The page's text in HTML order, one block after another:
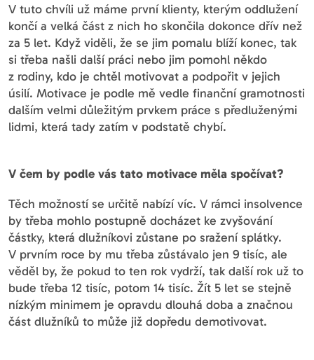
V tuto chvíli už máme první klienty, kterým oddlužení
končí a velká část z nich ho skončila dokonce dřív než
za 5 let. Když viděli, že se jim pomalu blíží konec, tak
si třeba našli další práci nebo jim pomohl někdo
z rodiny, kdo je chtěl motivovat a podpořit v jejich
úsilí. Motivace je podle mě vedle finanční gramotnosti
dalším velmi důležitým prvkem práce s předluženými
lidmi, která tady zatím v podstatě chybí.
V čem by podle vás tato motivace měla spočívat?
Těch možností se určitě nabízí víc. V rámci insolvence
by třeba mohlo postupně docházet ke zvyšování
částky, která dlužníkovi zůstane po sražení splátky.
V prvním roce by mu třeba zůstávalo jen 9 tisíc, ale
věděl by, že pokud to ten rok vydrží, tak další rok už to
bude třeba 12 tisíc, potom 14 tisíc. Žít 5 let se stejně
nízkým minimem je opravdu dlouhá doba a značnou
část dlužníků to může již dopředu demotivovat.